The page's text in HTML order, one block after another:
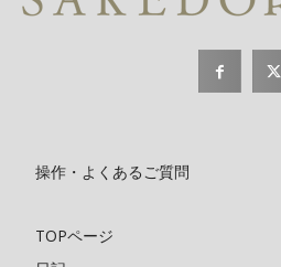
操作・よくあるご質問
TOPページ